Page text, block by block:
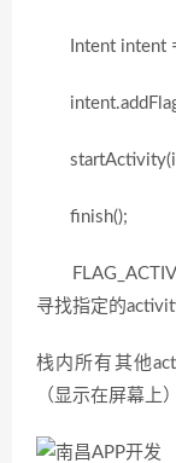
Intent intent =
finish();
寻找指定的
栈内所有其他
（显示在屏幕上